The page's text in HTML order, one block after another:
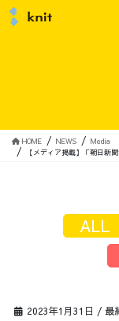
HOME NEWS
Media
【メディア掲載】「朝日新
2023年1月31日 / 最
ALL